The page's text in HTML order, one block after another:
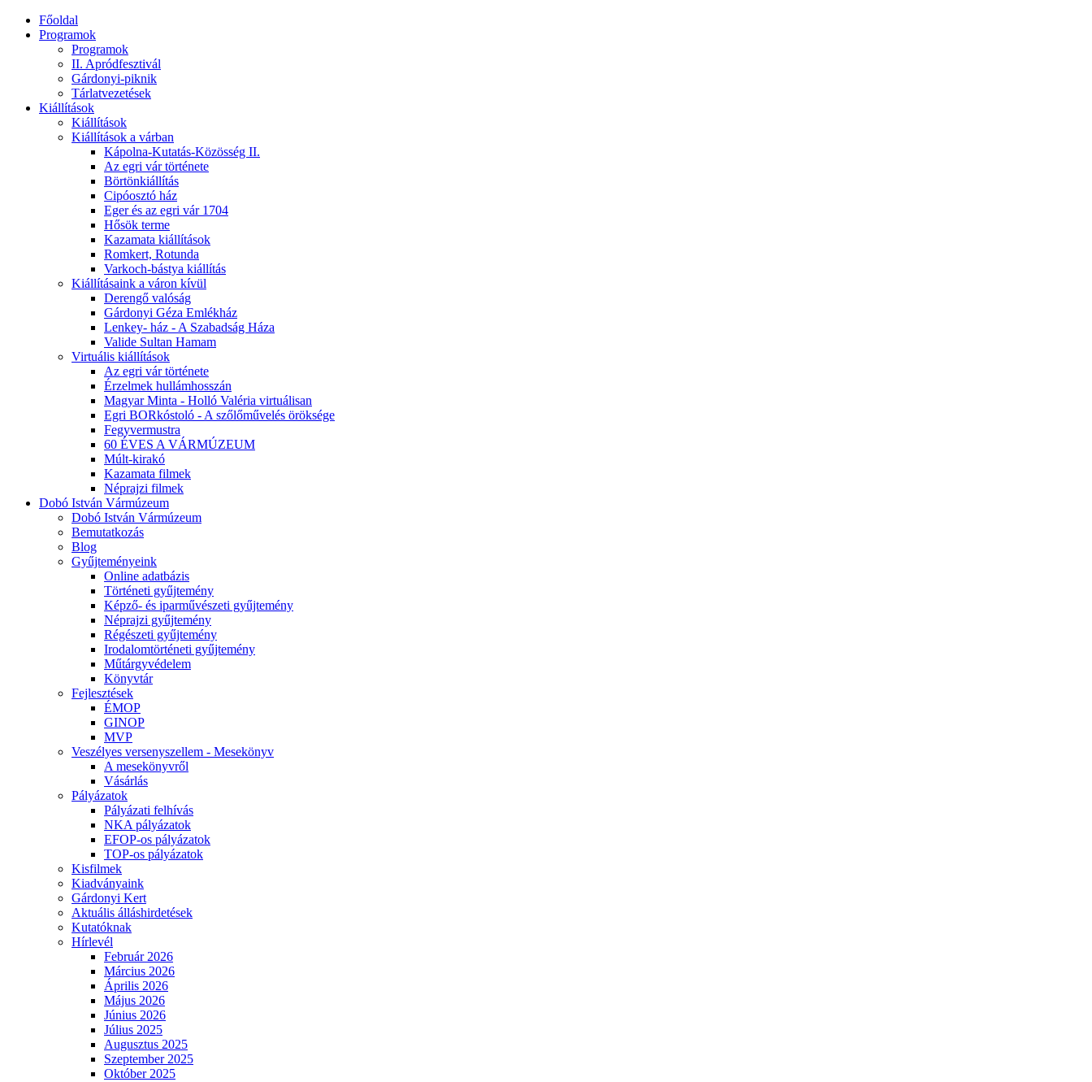
Főoldal
Programok
Programok
II. Apródfesztivál
Gárdonyi-piknik
Tárlatvezetések
Kiállítások
Kiállítások
Kiállítások a várban
Kápolna-Kutatás-Közösség II.
Az egri vár története
Börtönkiállítás
Cipóosztó ház
Eger és az egri vár 1704
Hősök terme
Kazamata kiállítások
Romkert, Rotunda
Varkoch-bástya kiállítás
Kiállításaink a váron kívül
Derengő valóság
Gárdonyi Géza Emlékház
Lenkey- ház - A Szabadság Háza
Valide Sultan Hamam
Virtuális kiállítások
Az egri vár története
Érzelmek hullámhosszán
Magyar Minta - Holló Valéria virtuálisan
Egri BORkóstoló - A szőlőművelés öröksége
Fegyvermustra
60 ÉVES A VÁRMÚZEUM
Múlt-kirakó
Kazamata filmek
Néprajzi filmek
Dobó István Vármúzeum
Dobó István Vármúzeum
Bemutatkozás
Blog
Gyűjteményeink
Online adatbázis
Történeti gyűjtemény
Képző- és iparművészeti gyűjtemény
Néprajzi gyűjtemény
Régészeti gyűjtemény
Irodalomtörténeti gyűjtemény
Műtárgyvédelem
Könyvtár
Fejlesztések
ÉMOP
GINOP
MVP
Veszélyes versenyszellem - Mesekönyv
A mesekönyvről
Vásárlás
Pályázatok
Pályázati felhívás
NKA pályázatok
EFOP-os pályázatok
TOP-os pályázatok
Kisfilmek
Kiadványaink
Gárdonyi Kert
Aktuális álláshirdetések
Kutatóknak
Hírlevél
Február 2026
Március 2026
Április 2026
Május 2026
Június 2026
Július 2025
Augusztus 2025
Szeptember 2025
Október 2025